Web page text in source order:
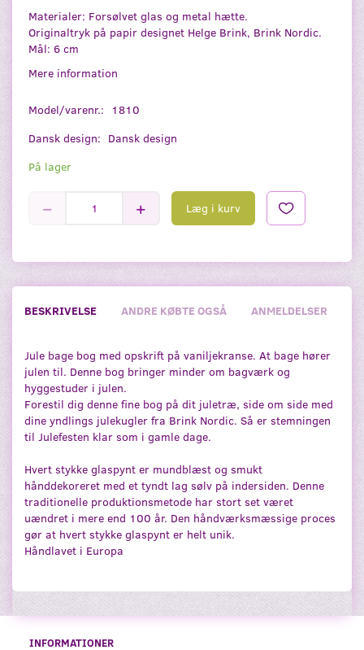
Materialer: Forsølvet glas og metal hætte.
Originaltryk på papir designet Helge Brink, Brink Nordic.
Mål: 6 cm
Mere information
Model/varenr.:
1810
Dansk design: Dansk design
På lager
Læg i kurv
BESKRIVELSE ANDRE KØBTE OGSÅ ANMELDELSER
Jule bage bog med opskrift på vaniljekranse. At bage hører
julen til. Denne bog bringer minder om bagværk og
hyggestuder i julen.
Forestil dig denne fine bog på dit juletræ, side om side med
dine yndlings julekugler fra Brink Nordic. Så er stemningen
til Julefesten klar som i gamle dage.
Hvert stykke glaspynt er mundblæst og smukt
hånddekoreret med et tyndt lag sølv på indersiden. Denne
traditionelle produktionsmetode har stort set været
uændret i mere end 100 år. Den håndværksmæssige proces
gør at hvert stykke glaspynt er helt unik.
Håndlavet i Europa
INFORMATIONER